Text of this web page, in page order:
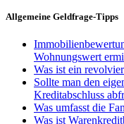
Allgemeine Geldfrage-Tipps
Wohnungswert
Was ist ein
Sollte man den
Kreditabschluss
Was umfasst die
Was ist